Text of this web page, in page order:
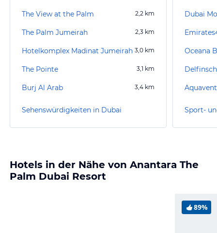
The View at the Palm 2,2 km
The Palm Jumeirah 2,3 km
Hotelkomplex Madinat Jumeirah 3,0 km
The Pointe 3,1 km
Burj Al Arab 3,4 km
Sehenswürdigkeiten in Dubai
Dubai
Oceana
Sport-
Hotels in der Nähe von Anantara The
Palm Dubai Resort
89%